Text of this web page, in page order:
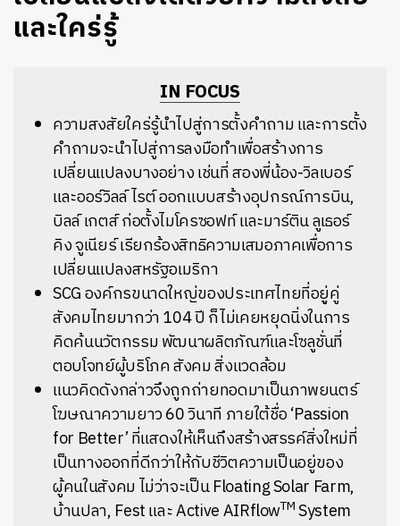
และใคร่รู้
IN FOCUS
ความสงสัยใคร่รู้นำไปสู่การตั้งคำถาม และการตั้ง
คำถามจะนำไปสู่การลงมือทำเพื่อสร้างการ
เปลี่ยนแปลงบางอย่าง เช่นที่ สองพี่น้อง-วิลเบอร์
และออร์วิลล์ ไรต์ ออกแบบสร้างอุปกรณ์การบิน,
บิลล์ เกตส์ ก่อตั้งไมโครซอฟท์ และมาร์ติน ลูเธอร์
คิง จูเนียร์ เรียกร้องสิทธิความเสมอภาคเพื่อการ
เปลี่ยนแปลงสหรัฐอเมริกา
SCG องค์กรขนาดใหญ่ของประเทศไทยที่อยูู่คู่
สังคมไทยมากว่า 104 ปี ก็ไม่เคยหยุดนิ่งในการ
คิดค้นนวัตกรรม พัฒนาผลิตภัณฑ์และโซลูชั่นที่
ตอบโจทย์ผู้บริโภค สังคม สิ่งแวดล้อม
แนวคิดดังกล่าวจึงถูกถ่ายทอดมาเป็นภาพยนตร์
โฆษณาความยาว 60 วินาที ภายใต้ชื่อ ‘Passion
for Better’ ที่แสดงให้เห็นถึงสร้างสรรค์สิ่งใหม่ที่
เป็นทางออกที่ดีกว่าให้กับชีวิตความเป็นอยู่ของ
ผู้คนในสังคม ไม่ว่าจะเป็น Floating Solar Farm,
บ้านปลา, Fest และ Active AIRflowTMSystem